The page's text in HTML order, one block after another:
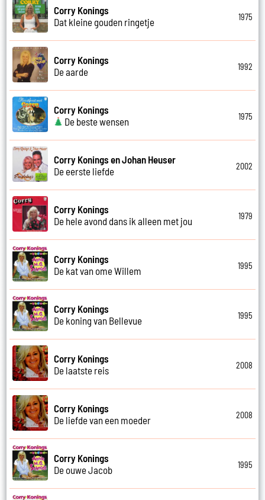
Corry Konings
Dat kleine gouden ringetje
1975
Corry Konings
De aarde
1992
Corry Konings
De beste wensen
1975
Corry Konings en Johan Heuser
De eerste liefde
2002
Corry Konings
De hele avond dans ik alleen met jou
1979
Corry Konings
De kat van ome Willem
1995
Corry Konings
De koning van Bellevue
1995
Corry Konings
De laatste reis
2008
Corry Konings
De liefde van een moeder
2008
Corry Konings
De ouwe Jacob
1995